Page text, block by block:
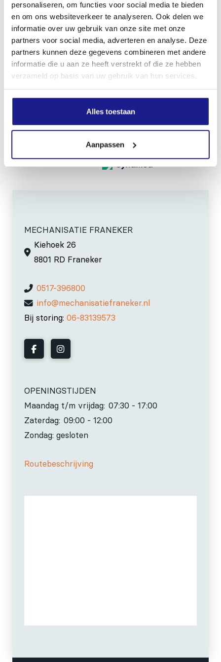
personaliseren, om functies voor social media te bieden
en om ons websiteverkeer te analyseren. Ook delen we
informatie over uw gebruik van onze site met onze
partners voor social media, adverteren en analyse. Deze
partners kunnen deze gegevens combineren met andere
informatie die u aan ze heeft verstrekt of die ze hebben
verzameld op basis van uw gebruik van hun services.
Alles toestaan
Aanpassen
Norm
EN ISO17249; EN ISO 20345
Snijbeschermingsklasse
2
PBM-beschermingsklasse
MECHANISATIE FRANEKER
Kiehoek 26
8801 RD Franeker
0517-396800
info@mechanisatiefraneker.nl
Bij storing: 06-83139573
OPENINGSTIJDEN
Maandag t/m vrijdag: 07:30 - 17:00
Zaterdag: 09:00 - 12:00
Zondag: gesloten
Routebeschrijving